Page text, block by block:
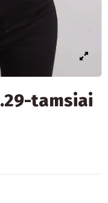
tamsiai